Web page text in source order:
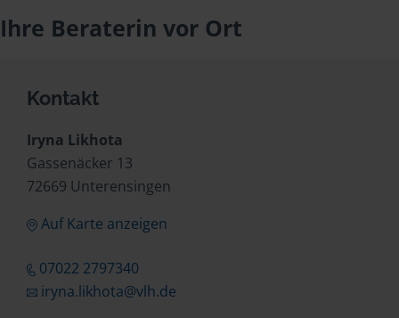
Ihre Beraterin vor Ort
Kontakt
Iryna Likhota
Gassenäcker 13
72669 Unterensingen
Auf Karte anzeigen
07022 2797340
iryna.likhota@vlh.de